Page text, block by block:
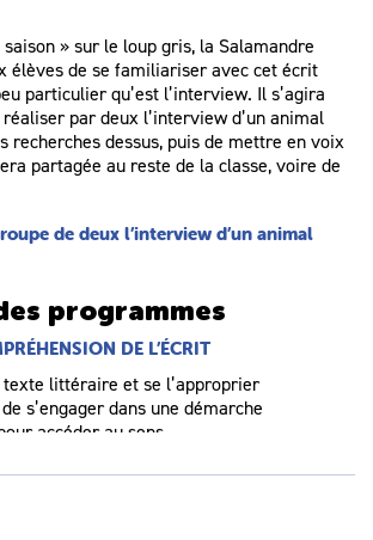
» sur le loup gris, la Salamandre
élèves de se familiariser avec cet écrit
particulier qu’est l’interview. Il s’agira
par deux l’interview d’un animal
recherches dessus, puis de mettre en voix
partagée au reste de la classe, voire de
de deux l’interview d’un animal
programmes
DE L’ÉCRIT
littéraire et se l’approprier
s’engager dans une démarche
accéder au sens